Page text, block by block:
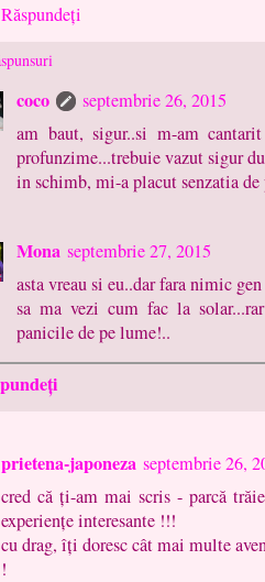
Răspundeți
coco
septembrie 26, 2015
am baut, sigur..si m-am
profunzime...trebuie vazut sigur
in schimb, mi-a placut senzatia
Mona septembrie 27, 2015
asta vreau si eu..dar fara nimic
sa ma vezi cum fac la
panicile de pe lume!..
prietena-japoneza septembrie 26,
cred că ţi-am mai scris - parcă
experienţe interesante !!!
cu drag, îţi doresc cât mai multe
!